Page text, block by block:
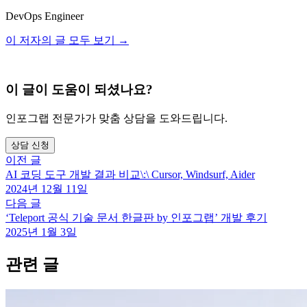
DevOps Engineer
이 저자의 글 모두 보기 →
이 글이 도움이 되셨나요?
인포그랩 전문가가 맞춤 상담을 도와드립니다.
상담 신청
이전 글
AI 코딩 도구 개발 결과 비교\:\ Cursor, Windsurf, Aider
2024년 12월 11일
다음 글
‘Teleport 공식 기술 문서 한글판 by 인포그랩’ 개발 후기
2025년 1월 3일
관련 글